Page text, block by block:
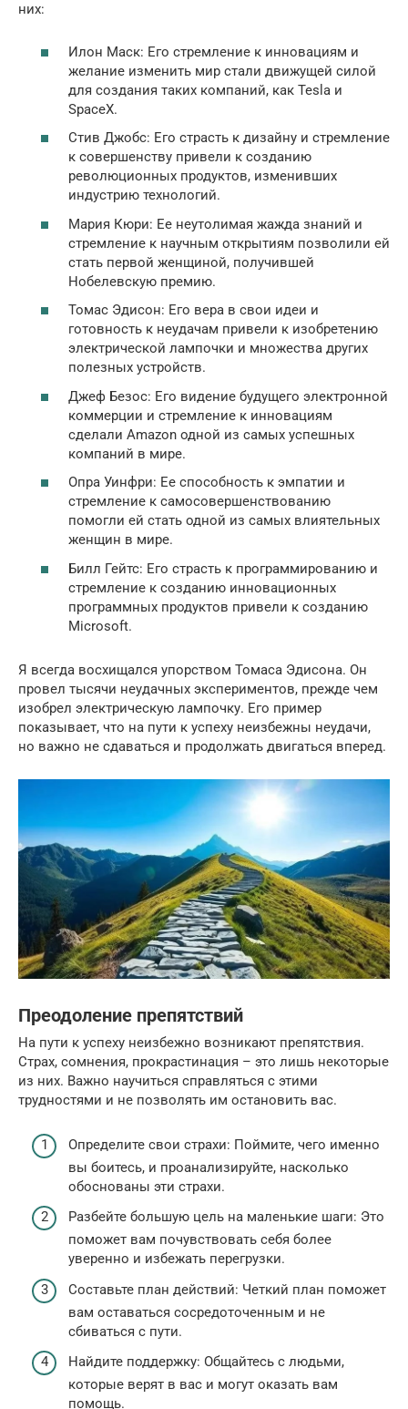
них:
Илон Маск: Его стремление к инновациям и
желание изменить мир стали движущей силой
для создания таких компаний, как Tesla и
SpaceX.
Стив Джобс: Его страсть к дизайну и стремление
к совершенству привели к созданию
революционных продуктов, изменивших
индустрию технологий.
Мария Кюри: Ее неутолимая жажда знаний и
стремление к научным открытиям позволили ей
стать первой женщиной, получившей
Нобелевскую премию.
Томас Эдисон: Его вера в свои идеи и
готовность к неудачам привели к изобретению
электрической лампочки и множества других
полезных устройств.
Джеф Безос: Его видение будущего электронной
коммерции и стремление к инновациям
сделали Amazon одной из самых успешных
компаний в мире.
Опра Уинфри: Ее способность к эмпатии и
стремление к самосовершенствованию
помогли ей стать одной из самых влиятельных
женщин в мире.
Билл Гейтс: Его страсть к программированию и
стремление к созданию инновационных
программных продуктов привели к созданию
Microsoft.
Я всегда восхищался упорством Томаса Эдисона. Он
провел тысячи неудачных экспериментов, прежде чем
изобрел электрическую лампочку. Его пример
показывает, что на пути к успеху неизбежны неудачи,
но важно не сдаваться и продолжать двигаться вперед.
Преодоление препятствий
На пути к успеху неизбежно возникают препятствия.
Страх, сомнения, прокрастинация – это лишь некоторые
из них. Важно научиться справляться с этими
трудностями и не позволять им остановить вас.
Определите свои страхи: Поймите, чего именно
вы боитесь, и проанализируйте, насколько
обоснованы эти страхи.
Разбейте большую цель на маленькие шаги: Это
поможет вам почувствовать себя более
уверенно и избежать перегрузки.
Составьте план действий: Четкий план поможет
вам оставаться сосредоточенным и не
сбиваться с пути.
Найдите поддержку: Общайтесь с людьми,
которые верят в вас и могут оказать вам
помощь.